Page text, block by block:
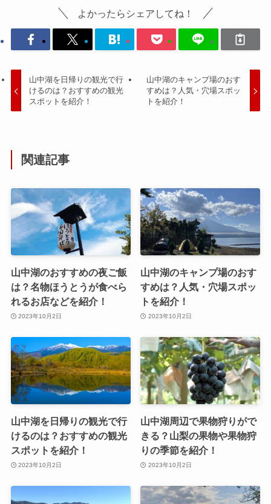
よかったらシェアしてね！
山中湖を日帰りの観光で行
けるのは？おすすめの観光
スポットを紹介！
山中湖のキャンプ場のおす
すめは？人気・穴場スポッ
トを紹介！
関連記事
山中湖のおすすめの夜ご飯
は？名物ほうとうが食べら
れるお店などを紹介！
2023年10月2日
山中湖のキャンプ場のおす
すめは？人気・穴場スポッ
トを紹介！
2023年10月2日
山中湖を日帰りの観光で行
けるのは？おすすめの観光
スポットを紹介！
2023年10月2日
山中湖周辺で果物狩りがで
きる？山梨の果物や果物狩
りの季節を紹介！
2023年10月2日